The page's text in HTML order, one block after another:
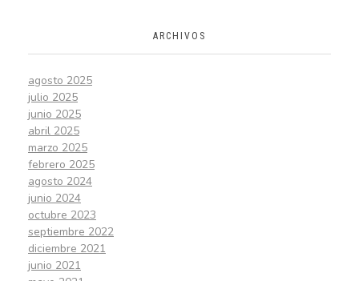
ARCHIVOS
agosto 2025
julio 2025
junio 2025
abril 2025
marzo 2025
febrero 2025
agosto 2024
junio 2024
octubre 2023
septiembre 2022
diciembre 2021
junio 2021